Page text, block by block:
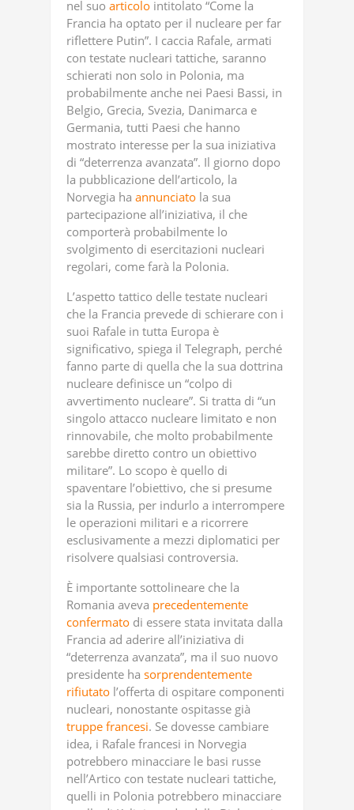
nel suo articolo intitolato “Come la
Francia ha optato per il nucleare per far
riflettere Putin”. I caccia Rafale, armati
con testate nucleari tattiche, saranno
schierati non solo in Polonia, ma
probabilmente anche nei Paesi Bassi, in
Belgio, Grecia, Svezia, Danimarca e
Germania, tutti Paesi che hanno
mostrato interesse per la sua iniziativa
di “deterrenza avanzata”. Il giorno dopo
la pubblicazione dell’articolo, la
Norvegia ha annunciato la sua
partecipazione all’iniziativa, il che
comporterà probabilmente lo
svolgimento di esercitazioni nucleari
regolari, come farà la Polonia.
L’aspetto tattico delle testate nucleari
che la Francia prevede di schierare con i
suoi Rafale in tutta Europa è
significativo, spiega il Telegraph, perché
fanno parte di quella che la sua dottrina
nucleare definisce un “colpo di
avvertimento nucleare”. Si tratta di “un
singolo attacco nucleare limitato e non
rinnovabile, che molto probabilmente
sarebbe diretto contro un obiettivo
militare”. Lo scopo è quello di
spaventare l’obiettivo, che si presume
sia la Russia, per indurlo a interrompere
le operazioni militari e a ricorrere
esclusivamente a mezzi diplomatici per
risolvere qualsiasi controversia.
È importante sottolineare che la
Romania aveva precedentemente
confermato di essere stata invitata dalla
Francia ad aderire all’iniziativa di
“deterrenza avanzata”, ma il suo nuovo
presidente ha sorprendentemente
rifiutato l’offerta di ospitare componenti
nucleari, nonostante ospitasse già
truppe francesi. Se dovesse cambiare
idea, i Rafale francesi in Norvegia
potrebbero minacciare le basi russe
nell’Artico con testate nucleari tattiche,
quelli in Polonia potrebbero minacciare